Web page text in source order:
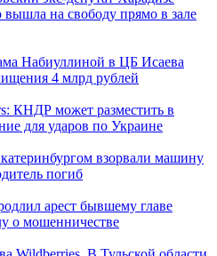
на свободу прямо в зале
Набиуллиной в ЦБ Исаева
4 млрд рублей
КНДР может разместить в
для ударов по Украине
взорвали машину
погиб
арест бывшему главе
о мошенничестве